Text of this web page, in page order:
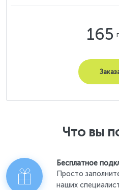
165
Что вы
Бесплатное
Просто
наших